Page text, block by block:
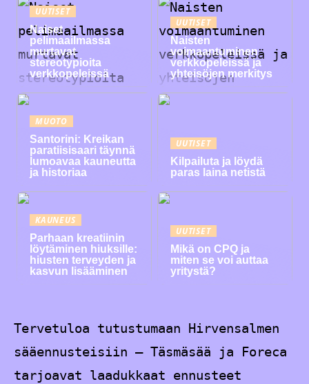
UUTISET
Naiset
pelimaailmassa
murtavat
stereotypioita
verkkopeleissä
UUTISET
Naisten
voimaantuminen
verkkopeleissä ja
yhteisöjen merkitys
MUOTO
Santorini: Kreikan
paratiisisaari täynnä
lumoavaa kauneutta
ja historiaa
UUTISET
Kilpailuta ja löydä
paras laina netistä
KAUNEUS
Parhaan kreatiinin
löytäminen hiuksille:
hiusten terveyden ja
kasvun lisääminen
UUTISET
Mikä on CPQ ja
miten se voi auttaa
yritystä?
Tervetuloa tutustumaan Hirvensalmen
sääennusteisiin – Täsmäsää ja Foreca
tarjoavat laadukkaat ennusteet